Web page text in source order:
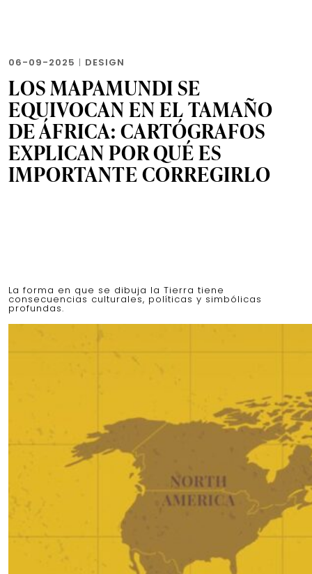
06-09-2025 | DESIGN
LOS MAPAMUNDI SE
EQUIVOCAN EN EL TAMAÑO
DE ÁFRICA: CARTÓGRAFOS
EXPLICAN POR QUÉ ES
IMPORTANTE CORREGIRLO
La forma en que se dibuja la Tierra tiene
consecuencias culturales, políticas y simbólicas
profundas.